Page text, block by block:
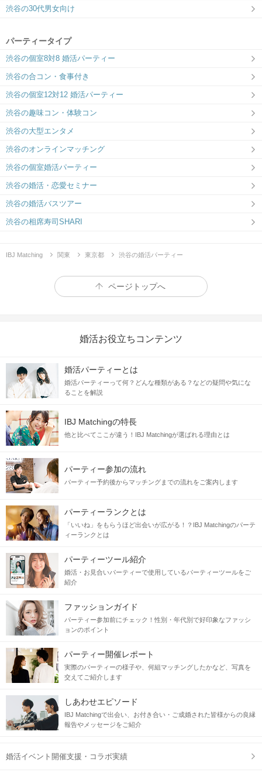
渋谷の30代男女向け
パーティータイプ
渋谷の個室8対8 婚活パーティー
渋谷の合コン・食事付き
渋谷の個室12対12 婚活パーティー
渋谷の趣味コン・体験コン
渋谷の大型エンタメ
渋谷のオンラインマッチング
渋谷の個室婚活パーティー
渋谷の婚活・恋愛セミナー
渋谷の婚活バスツアー
渋谷の相席寿司SHARI
IBJ Matching 関東 東京都 渋谷の婚活パーティー
ページトップへ
婚活お役立ちコンテンツ
婚活パーティーとは
婚活パーティーって何？どんな種類がある？などの疑問や気にな
ることを解説
IBJ Matchingの特長
他と比べてここが違う！IBJ Matchingが選ばれる理由とは
パーティー参加の流れ
パーティー予約後からマッチングまでの流れをご案内します
パーティーランクとは
「いいね」をもらうほど出会いが広がる！？IBJ Matchingのパーテ
ィーランクとは
パーティーツール紹介
婚活・お見合いパーティーで使用しているパーティーツールをご
紹介
ファッションガイド
パーティー参加前にチェック！性別・年代別で好印象なファッシ
ョンのポイント
パーティー開催レポート
実際のパーティーの様子や、何組マッチングしたかなど、写真を
交えてご紹介します
しあわせエピソード
IBJ Matchingで出会い、お付き合い・ご成婚された皆様からの良縁
報告やメッセージをご紹介
婚活イベント開催支援・コラボ実績